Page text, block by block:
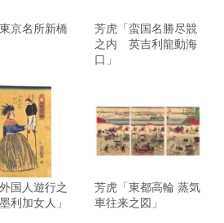
京名所新橋
芳虎「蛮国名勝尽競
之内 英吉利龍動海
口」
国人遊行之
利加女人」
芳虎「東都高輪 蒸気
車往来之図」